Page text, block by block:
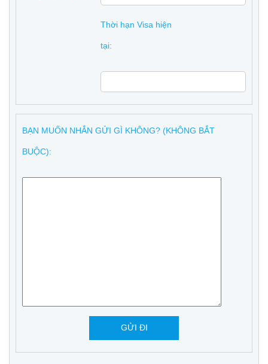
Thời hạn Visa hiện
tại:
BẠN MUỐN NHẮN GỬI GÌ KHÔNG? (KHÔNG BẮT
BUỘC):